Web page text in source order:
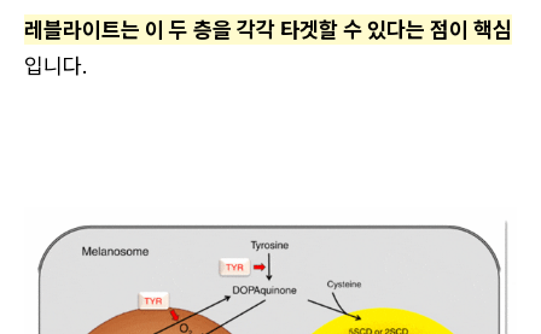
레블라이트는 이 두 층을 각각 타겟할 수 있다는 점이 핵심
입니다.